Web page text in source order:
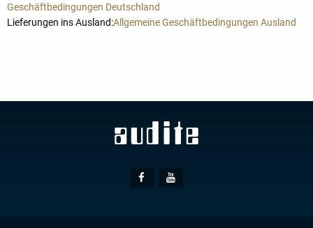
Geschäftbedingungen Deutschland
Lieferungen ins Ausland:Allgemeine Geschäftbedingungen Ausland
Social Facebook